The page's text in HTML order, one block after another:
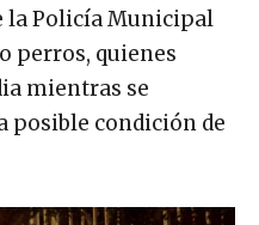
la Policía Municipal
perros, quienes
mientras se
posible condición de